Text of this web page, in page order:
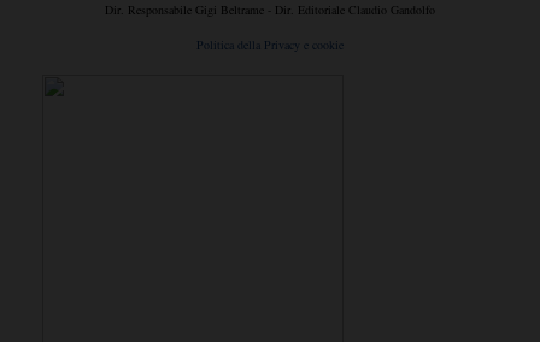
Dir. Responsabile Gigi Beltrame - Dir. Editoriale Claudio Gandolfo
Politica della Privacy e cookie